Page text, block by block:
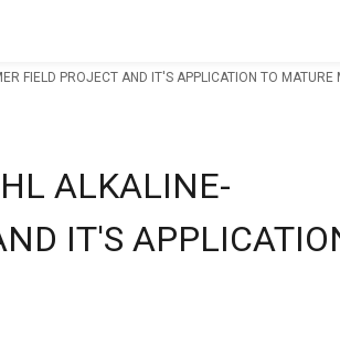
FIELD PROJECT AND IT'S APPLICATION TO
ALKALINE-
IT'S